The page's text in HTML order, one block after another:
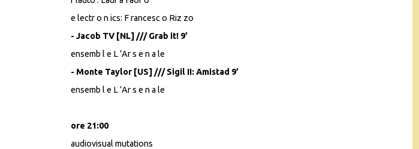
e lectr o n ics: F rancesc o Riz zo
- Jacob TV [NL] /// Grab it! 9’
ensemb l e L ’Ar s e n a le
- Monte Taylor [US] /// Sigil II: Amistad 9’
ensemb l e L ’Ar s e n a le
ore 21:00
audiovisual mutations